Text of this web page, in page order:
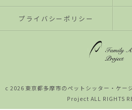
プライバシーポリシー
c 2026 東京都多摩市のペットシッター・ケ
Project ALL RIGHTS